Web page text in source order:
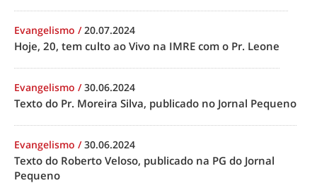
Evangelismo /20.07.2024
Hoje, 20, tem culto ao Vivo na IMRE com o Pr. Leone
Evangelismo /30.06.2024
Texto do Pr. Moreira Silva, publicado no Jornal Pequeno
Evangelismo /30.06.2024
Texto do Roberto Veloso, publicado na PG do Jornal
Pequeno